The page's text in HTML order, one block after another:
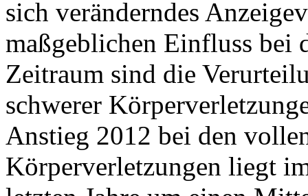
sich veränderndes
maßgeblichen Einfluss bei
Zeitraum sind die
schwerer
Anstieg 2012 bei den
Körperverletzungen liegt